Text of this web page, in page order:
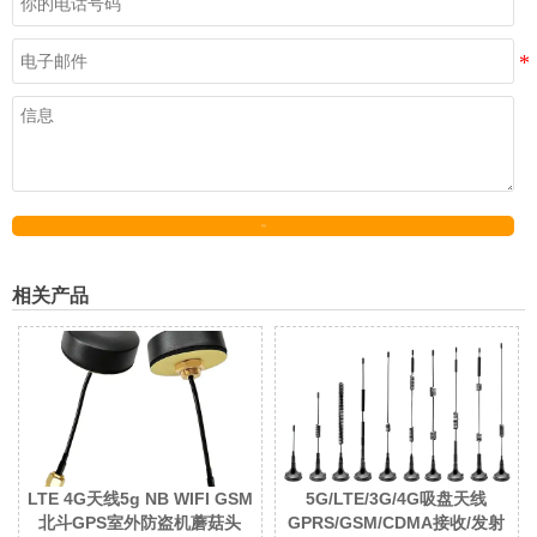
相关产品
LTE 4G天线5g NB WIFI GSM
北斗GPS室外防盗机蘑菇头
5G/LTE/3G/4G吸盘天线
GPRS/GSM/CDMA接收/发射